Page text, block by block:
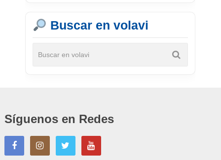
Buscar en volavi
Síguenos en Redes